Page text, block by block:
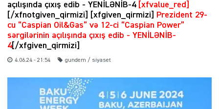
açılışında çıxış edib - YENİLƏNİB-4 [xfvalue_red]
[/xfnotgiven_qirmizi] [xfgiven_qirmizi]
Prezident 29-
cu “Caspian Oil&Gas” və 12-ci “Caspian Power”
sərgilərinin açılışında çıxış edib - YENİLƏNİB-
4[/xfgiven_qirmizi]
4.06.24 - 21:54 gundem / siyaset